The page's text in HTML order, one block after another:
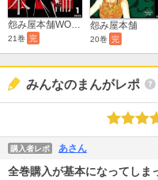
怨み屋本舗WORST
21巻 完
怨み屋本舗
20巻 完
みんなのまんがレポ
購入者レポ あさん
全巻購入が基本になってしま